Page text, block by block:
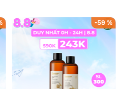
-59%